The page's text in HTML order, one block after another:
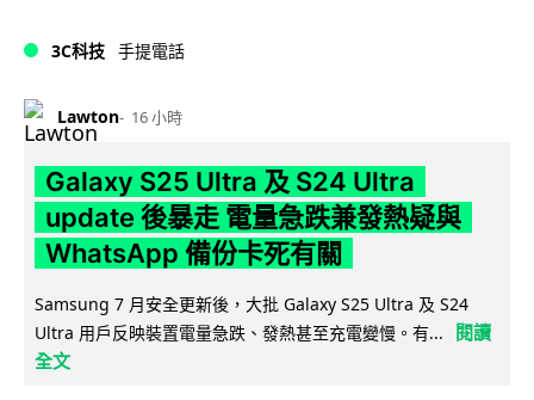
3C科技 手提電話
Lawton 16 小時
Galaxy S25 Ultra 及 S24 Ultra
update 後暴走 電量急跌兼發熱疑與
WhatsApp 備份卡死有關
Samsung 7 月安全更新後，大批 Galaxy S25 Ultra 及 S24
Ultra 用戶反映裝置電量急跌、發熱甚至充電變慢。有...
閱讀
全文